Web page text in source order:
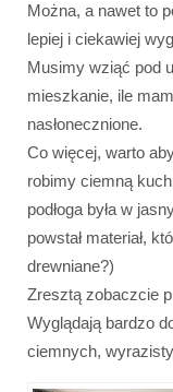
Można, a nawet to
lepiej i ciekawiej
Musimy wziąć pod
mieszkanie, ile
nasłonecznione.
Co więcej, warto
robimy ciemną
podłoga była w
powstał materiał,
drewniane?)
Zresztą zobaczcie
Wyglądają bardzo
ciemnych,